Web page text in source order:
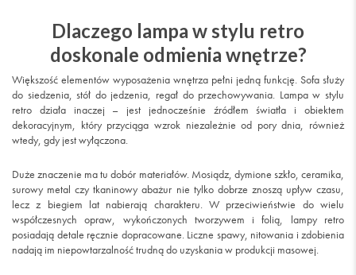
Dlaczego lampa w stylu retro
doskonale odmienia wnętrze?
Większość elementów wyposażenia wnętrza pełni jedną funkcję. Sofa służy
do siedzenia, stół do jedzenia, regał do przechowywania. Lampa w stylu
retro działa inaczej – jest jednocześnie źródłem światła i obiektem
dekoracyjnym, który przyciąga wzrok niezależnie od pory dnia, również
wtedy, gdy jest wyłączona.
Duże znaczenie ma tu dobór materiałów. Mosiądz, dymione szkło, ceramika,
surowy metal czy tkaninowy abażur nie tylko dobrze znoszą upływ czasu,
lecz z biegiem lat nabierają charakteru. W przeciwieństwie do wielu
współczesnych opraw, wykończonych tworzywem i folią, lampy retro
posiadają detale ręcznie dopracowane. Liczne spawy, nitowania i zdobienia
nadają im niepowtarzalność trudną do uzyskania w produkcji masowej.